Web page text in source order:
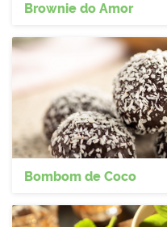
Brownie do Amor
Bombom de Coco